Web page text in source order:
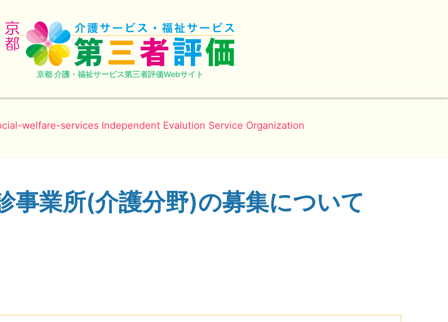
京都 介護・福祉サービス第三者評価Webサイト
welfare-services Independent Evalution Service Organization
事業所(介護分野)の募集について